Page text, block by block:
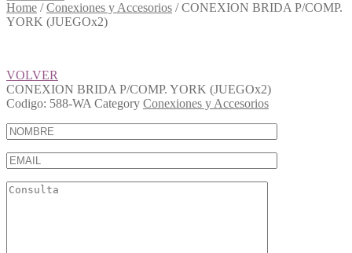
Home /Conexiones y Accesorios /CONEXION BRIDA P/COMP.
YORK (JUEGOx2)
VOLVER
CONEXION BRIDA P/COMP. YORK (JUEGOx2)
Codigo: 588-WA Category Conexiones y Accesorios